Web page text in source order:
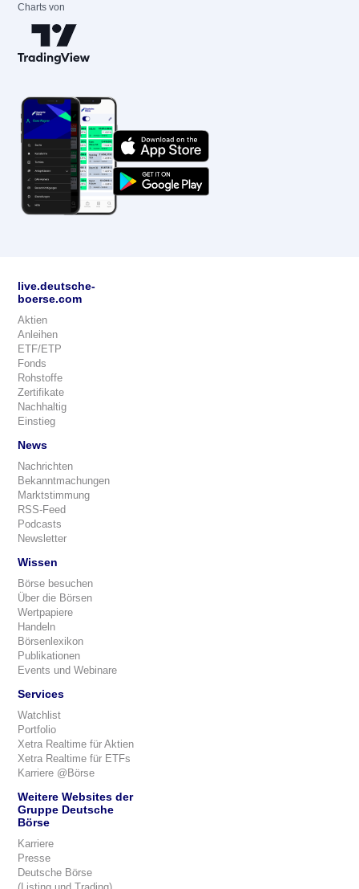
Charts von
live.deutsche-
boerse.com
Aktien
Anleihen
ETF/ETP
Fonds
Rohstoffe
Zertifikate
Nachhaltig
Einstieg
News
Nachrichten
Bekanntmachungen
Marktstimmung
RSS-Feed
Podcasts
Newsletter
Wissen
Börse besuchen
Über die Börsen
Wertpapiere
Handeln
Börsenlexikon
Publikationen
Events und Webinare
Services
Watchlist
Portfolio
Xetra Realtime für Aktien
Xetra Realtime für ETFs
Karriere @Börse
Weitere Websites der
Gruppe Deutsche
Börse
Karriere
Presse
Deutsche Börse